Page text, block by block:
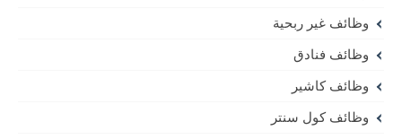
وظائف غير ربحية
وظائف فنادق
وظائف كاشير
وظائف كول سنتر